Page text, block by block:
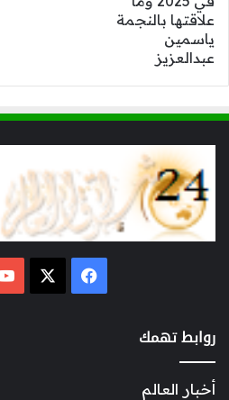
فيسبوك
روابط تهمك
أخبار العالم